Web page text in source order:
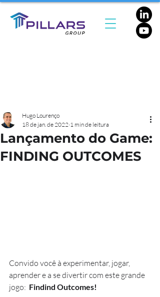
Lançamento do Game:
FINDING OUTCOMES
Hugo Lourenço
18 de jan. de 2022 1 min de leitura
Convido você à experimentar, jogar,
aprender e a se divertir com este grande
jogo: Findind Outcomes!